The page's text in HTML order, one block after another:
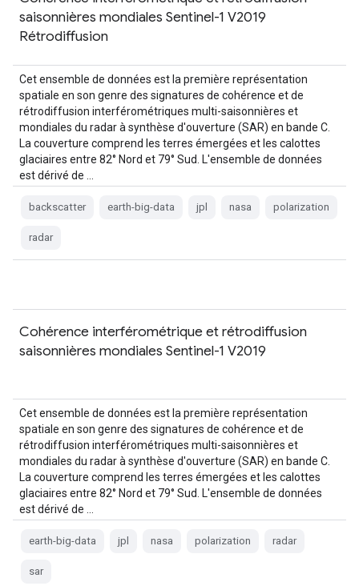
saisonnières mondiales Sentinel-1 V2019
Rétrodiffusion
Cet ensemble de données est la première représentation
spatiale en son genre des signatures de cohérence et de
rétrodiffusion interférométriques multi-saisonnières et
mondiales du radar à synthèse d'ouverture (SAR) en bande C.
La couverture comprend les terres émergées et les calottes
glaciaires entre 82° Nord et 79° Sud. L'ensemble de données
est dérivé de …
backscatter earth-big-data jpl nasa polarization
radar
Cohérence interférométrique et rétrodiffusion
saisonnières mondiales Sentinel-1 V2019
Cet ensemble de données est la première représentation
spatiale en son genre des signatures de cohérence et de
rétrodiffusion interférométriques multi-saisonnières et
mondiales du radar à synthèse d'ouverture (SAR) en bande C.
La couverture comprend les terres émergées et les calottes
glaciaires entre 82° Nord et 79° Sud. L'ensemble de données
est dérivé de …
earth-big-data jpl nasa polarization radar
sar